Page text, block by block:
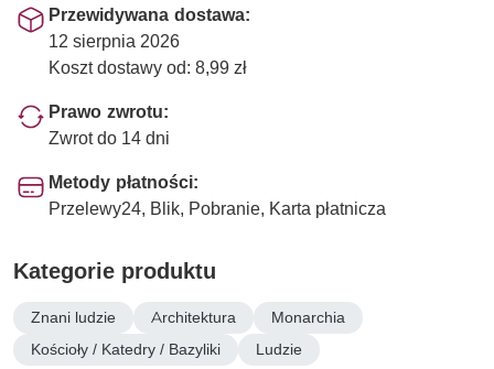
Przewidywana dostawa:
12 sierpnia 2026
Koszt dostawy od: 8,99 zł
Prawo zwrotu:
Zwrot do 14 dni
Metody płatności:
Przelewy24, Blik, Pobranie, Karta płatnicza
Kategorie produktu
Znani ludzie Architektura
Monarchia
Kościoły / Katedry / Bazyliki
Ludzie